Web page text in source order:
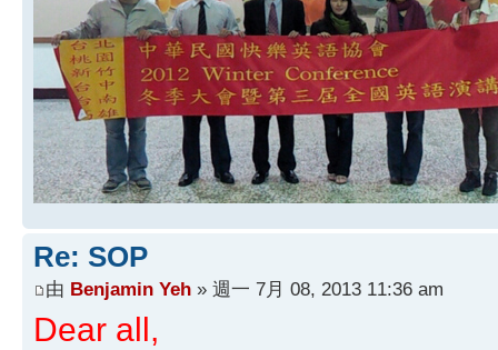
Re: SOP
由 Benjamin Yeh » 週一 7月 08, 2013 11:36 am
Dear all,